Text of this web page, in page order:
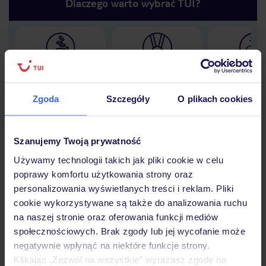
Zgoda Szczegóły O plikach cookies
Szanujemy Twoją prywatność
Używamy technologii takich jak pliki cookie w celu
poprawy komfortu użytkowania strony oraz
personalizowania wyświetlanych treści i reklam. Pliki
cookie wykorzystywane są także do analizowania ruchu
na naszej stronie oraz oferowania funkcji mediów
społecznościowych. Brak zgody lub jej wycofanie może
negatywnie wpłynąć na niektóre funkcje strony.
Klikając „Zezwól na wszystkie” wyrażasz zgodę na
Lider niskich cen 30 lat w
Hotel
Opinie
Pokoje